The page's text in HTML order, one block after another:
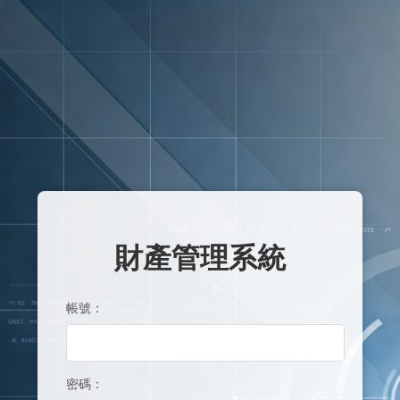
財產管理系統
帳號：
密碼：